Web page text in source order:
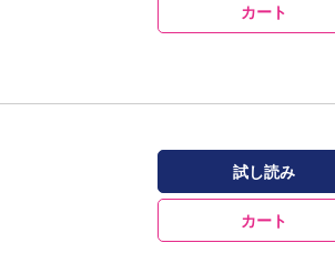
カート
試し読み
カート